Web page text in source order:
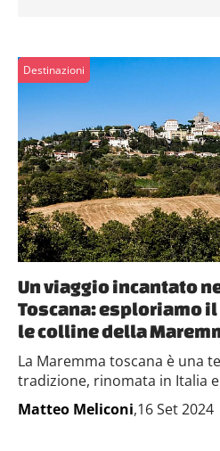
Destinazioni
Un viaggio incantato
Toscana: esploriamo
le colline della
La Maremma toscana è una
tradizione, rinomata in Italia
Matteo Meliconi,16 Set 2024